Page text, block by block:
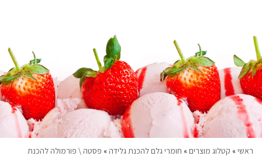
ראשי» קטלוג מוצרים » חומרי גלם להכנת גלידה » פסטה \ פורמולה להכנת